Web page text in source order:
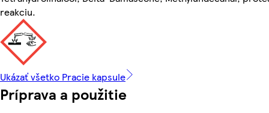
reakciu.
Ukázať všetko Pracie kapsule
Príprava a použitie